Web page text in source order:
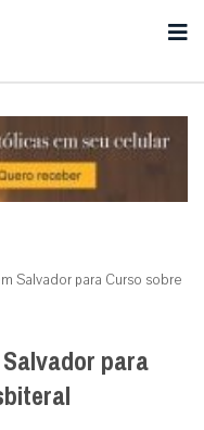
Salvador para Curso sobre
para